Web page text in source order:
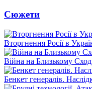
Сюжети
Вторгнення Росії в
Війна на Близькому
Бенкет генералів.